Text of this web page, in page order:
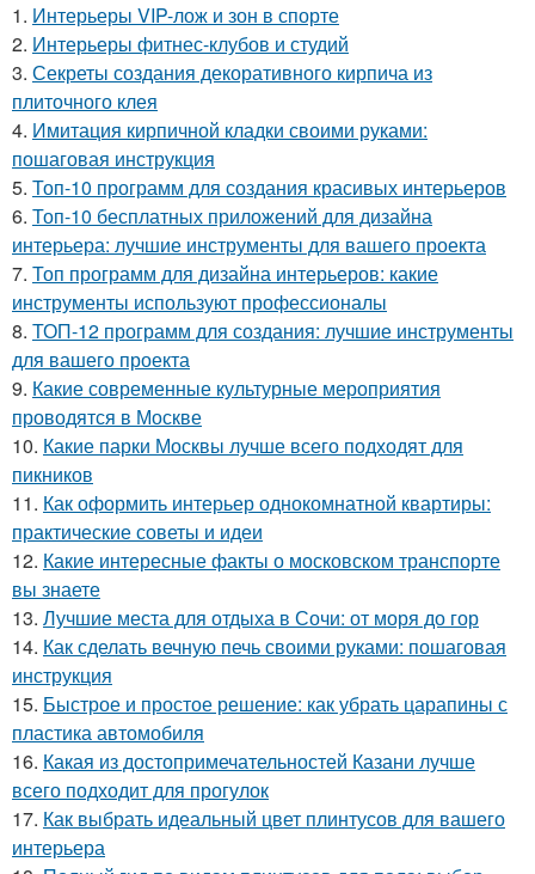
1. Интерьеры VIP-лож и зон в спорте
2. Интерьеры фитнес-клубов и студий
3. Секреты создания декоративного кирпича из
плиточного клея
4. Имитация кирпичной кладки своими руками:
пошаговая инструкция
5. Топ-10 программ для создания красивых интерьеров
6. Топ-10 бесплатных приложений для дизайна
интерьера: лучшие инструменты для вашего проекта
7. Топ программ для дизайна интерьеров: какие
инструменты используют профессионалы
8. ТОП-12 программ для создания: лучшие инструменты
для вашего проекта
9. Какие современные культурные мероприятия
проводятся в Москве
10. Какие парки Москвы лучше всего подходят для
пикников
11. Как оформить интерьер однокомнатной квартиры:
практические советы и идеи
12. Какие интересные факты о московском транспорте
вы знаете
13. Лучшие места для отдыха в Сочи: от моря до гор
14. Как сделать вечную печь своими руками: пошаговая
инструкция
15. Быстрое и простое решение: как убрать царапины с
пластика автомобиля
16. Какая из достопримечательностей Казани лучше
всего подходит для прогулок
17. Как выбрать идеальный цвет плинтусов для вашего
интерьера